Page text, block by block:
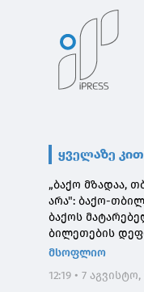
ყველაზე
„ბაქო მზადაა,
არა": ბაქო-
ბაქოს
ბილეთების
მიზეზი
მსოფლიო
12:19 • 7 აგვისტო,